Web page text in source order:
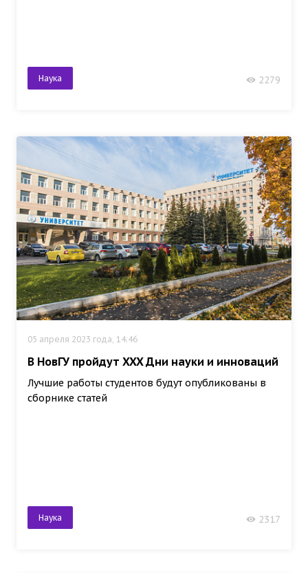
Наука 2279
05 апреля 2023 года, 14:46
В НовГУ пройдут XXX Дни науки и инноваций
Лучшие работы студентов будут опубликованы в
сборнике статей
Наука 2317